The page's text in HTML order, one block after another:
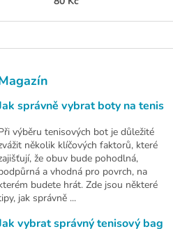
správně vybrat boty na tenis
výběru tenisových bot je důležité
několik klíčových faktorů, které
že obuv bude pohodlná,
a vhodná pro povrch, na
budete hrát. Zde jsou některé
jak správně ...
vybrat správný tenisový bag